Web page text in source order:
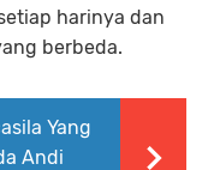
harinya dan
berbeda.
Yang
Andi